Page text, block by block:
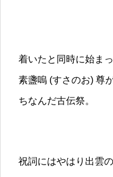
着いたと同時に始ま
素盞嗚 (すさのお) 尊
ちなんだ古伝祭。
祝詞にはやはり出雲